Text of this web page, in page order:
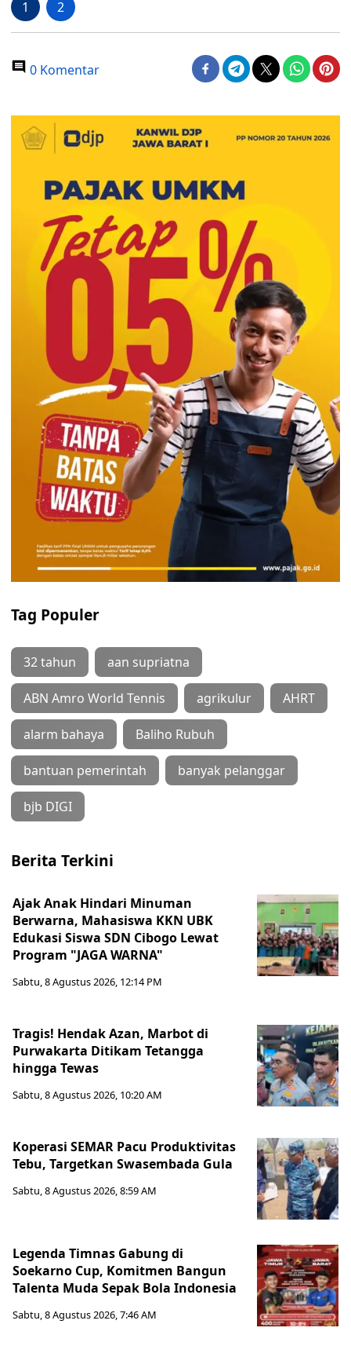
1 2
0 Komentar
Tag Populer
32 tahun aan supriatna
ABN Amro World Tennis agrikulur AHRT
alarm bahaya Baliho Rubuh
bantuan pemerintah banyak pelanggar
bjb DIGI
Berita Terkini
Ajak Anak Hindari Minuman
Berwarna, Mahasiswa KKN UBK
Edukasi Siswa SDN Cibogo Lewat
Program "JAGA WARNA"
Sabtu, 8 Agustus 2026, 12:14 PM
Tragis! Hendak Azan, Marbot di
Purwakarta Ditikam Tetangga
hingga Tewas
Sabtu, 8 Agustus 2026, 10:20 AM
Koperasi SEMAR Pacu Produktivitas
Tebu, Targetkan Swasembada Gula
Sabtu, 8 Agustus 2026, 8:59 AM
Legenda Timnas Gabung di
Soekarno Cup, Komitmen Bangun
Talenta Muda Sepak Bola Indonesia
Sabtu, 8 Agustus 2026, 7:46 AM